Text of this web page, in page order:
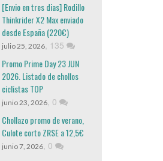
[Envio en tres dias] Rodillo
Thinkrider X2 Max enviado
desde España (220€)
julio 25, 2026, 135
Promo Prime Day 23 JUN
2026. Listado de chollos
ciclistas TOP
junio 23, 2026, 0
Chollazo promo de verano,
Culote corto ZRSE a 12,5€
junio 7, 2026, 0